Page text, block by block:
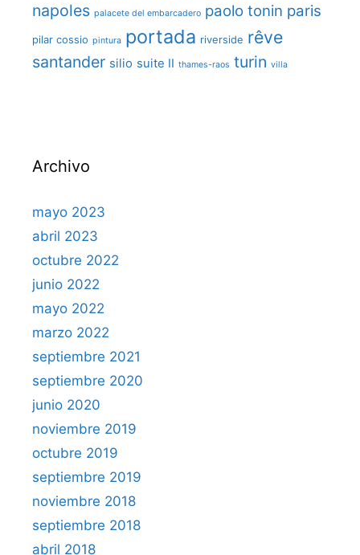
napoles palacete del embarcadero paolo tonin paris
pilar cossio pintura portada riverside rêve
santander silio suite II thames-raos turin villa
Archivo
mayo 2023
abril 2023
octubre 2022
junio 2022
mayo 2022
marzo 2022
septiembre 2021
septiembre 2020
junio 2020
noviembre 2019
octubre 2019
septiembre 2019
noviembre 2018
septiembre 2018
abril 2018